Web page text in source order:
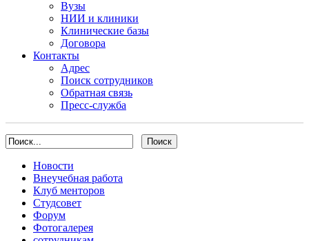
Вузы
НИИ и клиники
Клинические базы
Договора
Контакты
Адрес
Поиск сотрудников
Обратная связь
Пресс-служба
Новости
Внеучебная работа
Клуб менторов
Студсовет
Форум
Фотогалерея